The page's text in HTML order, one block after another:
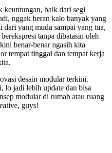
keuntungan, baik dari segi
nggak heran kalo banyak yang
yang muda sampai yang tua,
tanpa dibatasin oleh
benar-benar ngasih kita
tempat tinggal dan tempat kerja
desain modular terkini.
lo jadi lebih update dan bisa
modular di rumah atau ruang
guys!